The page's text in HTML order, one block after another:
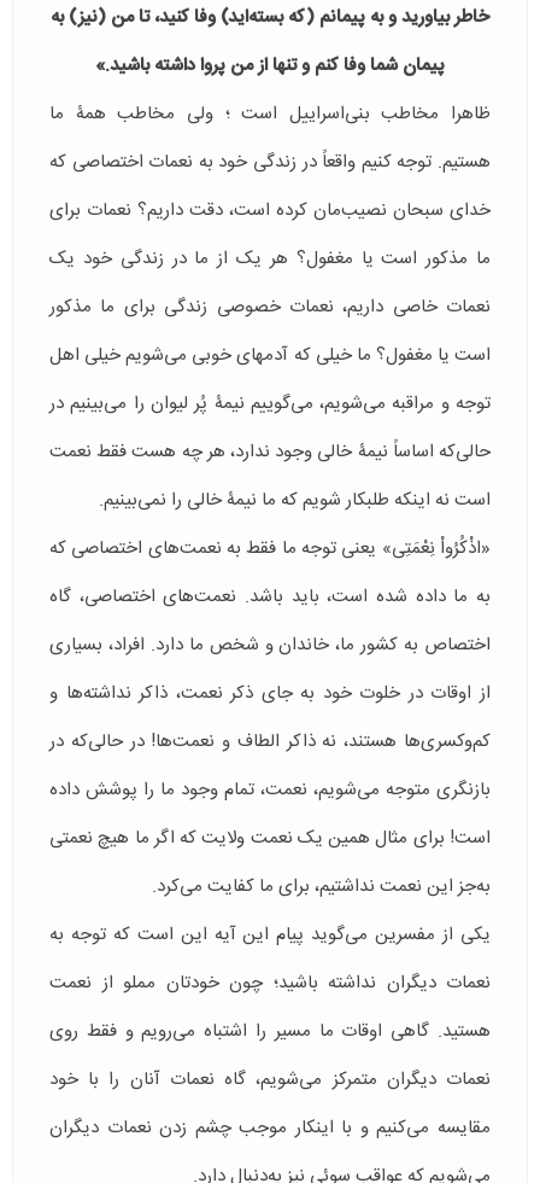
خاطر بیاورید و به پیمانم (كه بسته‌اید) وفا كنید، تا من (نیز) به
پیمان شما وفا كنم و تنها از من پروا داشته باشید.
»
ظاهرا مخاطب بنی‌اسراییل است ؛ ولی مخاطب همۀ ما
هستیم. توجه کنیم واقعاً در زندگی خود به نعمات اختصاصی که
خدای سبحان نصیب‌مان کرده است، دقت داریم؟ نعمات برای
ما مذکور است یا مغفول؟ هر یک از ما در زندگی خود یک
نعمات خاصی داریم، نعمات خصوصی زندگی برای ما مذکور
است یا مغفول؟ ما خیلی که آدمهای خوبی می‌شویم خیلی اهل
توجه و مراقبه می‌شویم، می‌گوییم نیمۀ پُر لیوان را می‌بینیم در
حالی‌که اساساً نیمۀ خالی وجود ندارد، هر چه هست فقط نعمت
است نه اینکه طلبکار شویم که ما نیمۀ خالی را نمی‌بینیم.
«اذْكُرُواْ نِعْمَتِی» یعنی توجه ما فقط به نعمت‌های اختصاصی که
به ما داده شده است، باید باشد. نعمت‌های اختصاصی، گاه
اختصاص به کشور ما، خاندان و شخص ما دارد. افراد، بسیاری
از اوقات در خلوت خود به جای ذکر نعمت، ذاکر نداشته‌ها و
کم‌و‌کسری‌ها هستند، نه ذاکر الطاف و نعمت‌ها! در حالی‌که در
بازنگری متوجه می‌شویم، نعمت، تمام وجود ما را پوشش داده
است! برای مثال همین یک نعمت ولایت که اگر ما هیچ نعمتی
به‌جز این نعمت نداشتیم، برای ما کفایت می‌کرد.
یکی از مفسرین می‌گوید پیام این آیه این است که توجه به
نعمات دیگران نداشته باشید؛ چون خودتان مملو از نعمت
هستید. گاهی اوقات ما مسیر را اشتباه می‌رویم و فقط روی
نعمات دیگران متمرکز می‌شویم، گاه نعمات آنان را با خود
مقایسه می‌کنیم و با اینکار موجب چشم زدن نعمات دیگران
می‌شویم که عواقب سوئی نیز به‌دنبال دارد.